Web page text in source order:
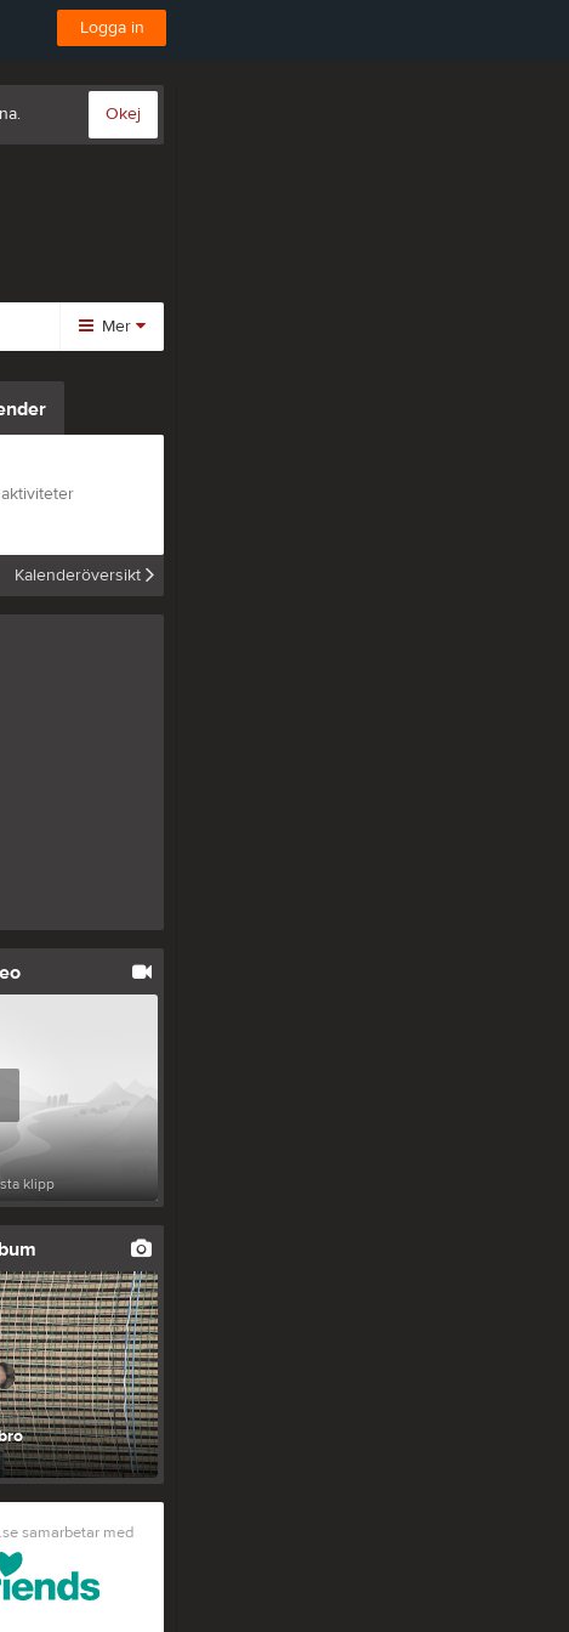
Logga in
Okej
Mer
Kalenderöversikt
klipp
samarbetar med